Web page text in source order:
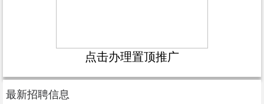
点击办理置顶推广
最新招聘信息